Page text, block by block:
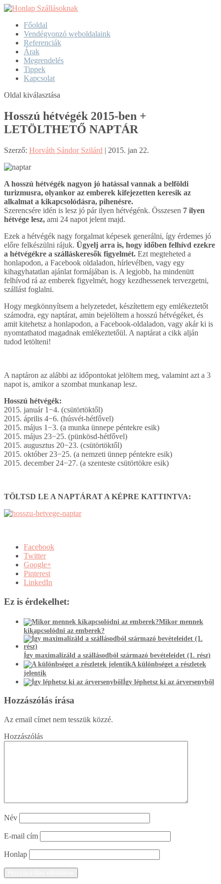
Főoldal
Vendégvonzó weboldalaink
Referenciák
Árak
Megrendelés
Tippek
Kapcsolat
Oldal kiválasztása
Hosszú hétvégék 2015-ben +
LETÖLTHETŐ NAPTÁR
Szerző: Horváth Sándor Szilárd | 2015. jan 22.
A hosszú hétvégék nagyon jó hatással vannak a belföldi
turizmusra, olyankor az emberek kifejezetten keresik az
alkalmat a kikapcsolódásra, pihenésre.
Szerencsére idén is lesz jó pár ilyen hétvégénk. Összesen 7 ilyen
hétvége lesz, ami 24 napot jelent majd.
Ezek a hétvégék nagy forgalmat képesek generálni, így érdemes jó
előre felkészülni rájuk. Ügyelj arra is, hogy időben felhívd ezekre
a hétvégékre a szálláskeresők figyelmét. Ezt megteheted a
honlapodon, a Facebook oldaladon, hírlevélben, vagy egy
kihagyhatatlan ajánlat formájában is. A legjobb, ha mindenütt
felhívod rá az emberek figyelmét, hogy kezdhessenek tervezgetni,
szállást foglalni.
Hogy megkönnyítsem a helyzetedet, készítettem egy emlékeztetőt
számodra, egy naptárat, amin bejelöltem a hosszú hétvégéket, és
amit kitehetsz a honlapodon, a Facebook-oldaladon, vagy akár ki is
nyomtathatod magadnak emlékeztetőül. A naptárat a cikk alján
tudod letölteni!
A naptáron az alábbi az időpontokat jelöltem meg, valamint azt a 3
napot is, amikor a szombat munkanap lesz.
Hosszú hétvégék:
2015. január 1−4. (csütörtöktől)
2015. április 4−6. (húsvét-hétfővel)
2015. május 1−3. (a munka ünnepe péntekre esik)
2015. május 23−25. (pünkösd-hétfővel)
2015. augusztus 20−23. (csütörtöktől)
2015. október 23−25. (a nemzeti ünnep péntekre esik)
2015. december 24−27. (a szenteste csütörtökre esik)
TÖLTSD LE A NAPTÁRAT A KÉPRE KATTINTVA:
Facebook
Twitter
Google+
Pinterest
LinkedIn
Ez is érdekelhet:
Mikor mennek
kikapcsolódni az emberek?
Így maximalizáld a szállásodból származó bevételeidet (1. rész)
A különbséget a részletek
jelentik
Így léphetsz ki az árversenyből
Hozzászólás írása
Az email címet nem tesszük közzé.
Hozzászólás
Név
E-mail cím
Honlap